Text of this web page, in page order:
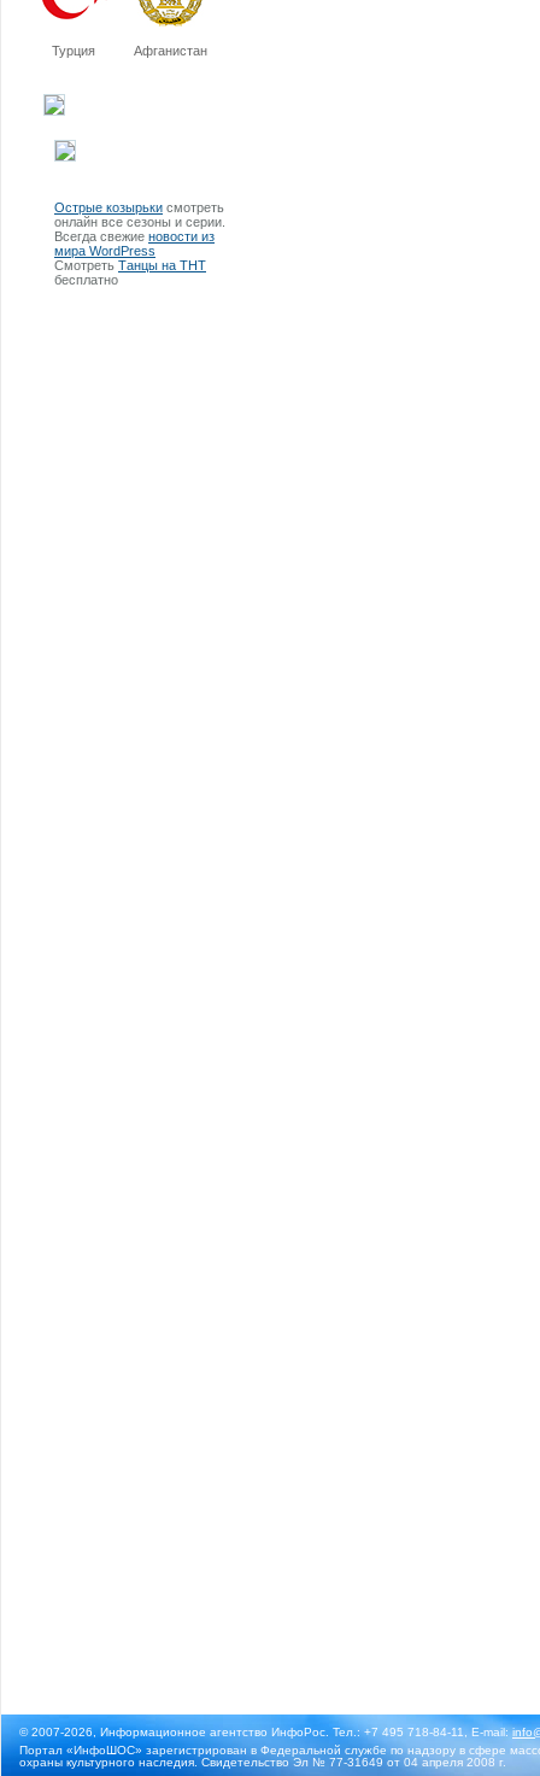
Турция Афганистан
Острые козырьки смотреть
онлайн все сезоны и серии.
Всегда свежие новости из
мира WordPress
Смотреть Танцы на ТНТ
бесплатно
© 2007-2026, Информационное агентство ИнфоРос. Тел.: +7 495 718-84-11, E-mail:
Портал «ИнфоШОС» зарегистрирован в Федеральной службе по надзору в сфере
охраны культурного наследия. Свидетельство Эл № 77-31649 от 04 апреля 2008 г.